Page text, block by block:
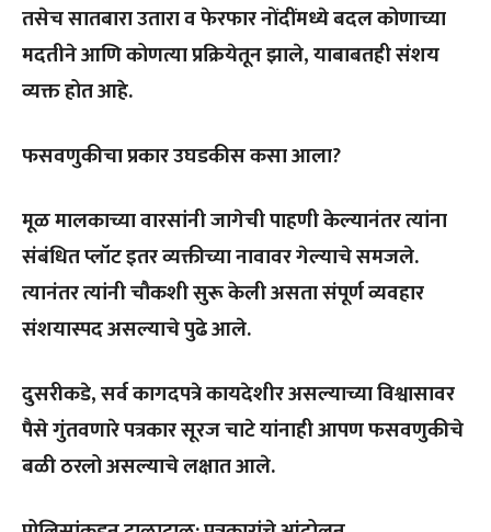
तसेच सातबारा उतारा व फेरफार नोंदींमध्ये बदल कोणाच्या
मदतीने आणि कोणत्या प्रक्रियेतून झाले, याबाबतही संशय
व्यक्त होत आहे.
फसवणुकीचा प्रकार उघडकीस कसा आला?
मूळ मालकाच्या वारसांनी जागेची पाहणी केल्यानंतर त्यांना
संबंधित प्लॉट इतर व्यक्तीच्या नावावर गेल्याचे समजले.
त्यानंतर त्यांनी चौकशी सुरू केली असता संपूर्ण व्यवहार
संशयास्पद असल्याचे पुढे आले.
दुसरीकडे, सर्व कागदपत्रे कायदेशीर असल्याच्या विश्वासावर
पैसे गुंतवणारे पत्रकार सूरज चाटे यांनाही आपण फसवणुकीचे
बळी ठरलो असल्याचे लक्षात आले.